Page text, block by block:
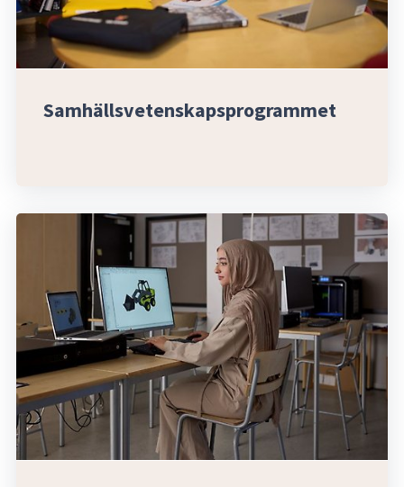
Samhällsvetenskapsprogrammet